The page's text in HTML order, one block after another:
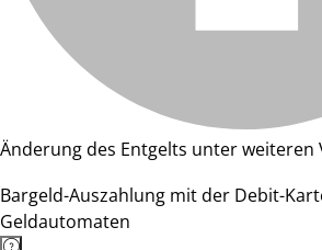
Änderung des Entgelts unter weiteren
Bargeld-Auszahlung mit der Debit-
Geldautomaten